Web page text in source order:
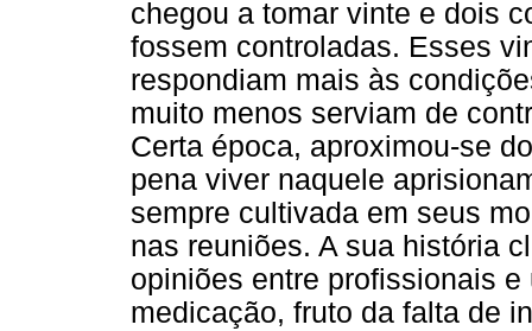
chegou a tomar vinte e dois
fossem controladas. Esses
respondiam mais às
muito menos serviam de
Certa época, aproximou-se
pena viver naquele
sempre cultivada em seus
nas reuniões. A sua história
opiniões entre profissionais
medicação, fruto da falta de